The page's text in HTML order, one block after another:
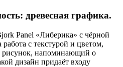
древесная графика.
Panel «Либерика» с чёрной
с текстурой и цветом,
рисунок, напоминающий о
дизайн придаёт входу